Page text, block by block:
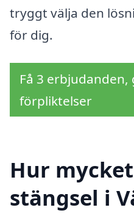
tryggt välja den
för dig.
Få 3
förpliktelser
Hur
stängsel i